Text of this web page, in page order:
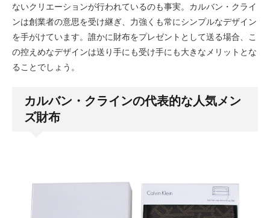
ないクリエーションが行われているのも事実。カルバン・クライ
ンは創業者の意思を受け継ぎ、力強くも常にシンプルなデザイン
を手がけています。誰かに財布をプレゼントとして送る場合、こ
の控えめなデザインは送り手にも受け手にも大きなメリットとな
ることでしょう。
カルバン・クラインの代表的な人気メン
ズ財布